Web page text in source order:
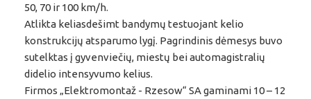
50, 70 ir 100 km/h.
Atlikta keliasdešimt bandymų testuojant kelio
konstrukcijų atsparumo lygį. Pagrindinis dėmesys buvo
sutelktas į gyvenviečių, miestų bei automagistralių
didelio intensyvumo kelius.
Firmos „Elektromontaž - Rzesow“ SA gaminami 10 – 12